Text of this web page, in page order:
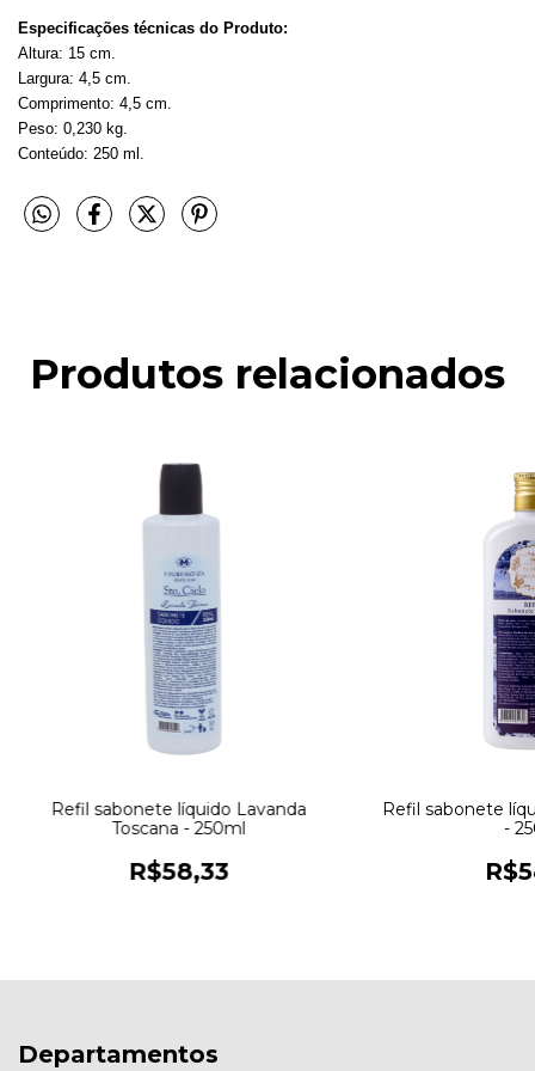
Especificações técnicas do Produto:
Altura: 15 cm.
Largura: 4,5 cm.
Comprimento: 4,5 cm.
Peso: 0,230 kg.
Conteúdo: 250 ml.
Produtos relacionados
Refil sabonete líquido Lavanda
Toscana - 250ml
R$58,33
Refil sabonete
-
Departamentos